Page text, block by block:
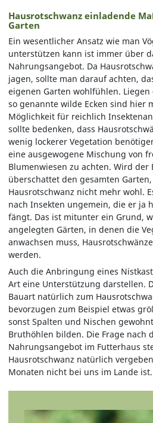
Hausrotschwanz einladende
Garten
Ein wesentlicher Ansatz wie man
unterstützen kann ist immer über
Nahrungsangebot. Da
jagen, sollte man darauf achten,
eigenen Garten wohlfühlen. Liegen
so genannte wilde Ecken sind hier
Möglichkeit für reichlich
sollte bedenken, dass
wenig lockerer Vegetation
eine ausgewogene Mischung von
Blumenwiesen zu achten. Wird der
überschattet den gesamten
Hausrotschwanz nicht mehr wohl.
nach Insekten ungemein, die er ja
fängt. Das ist mitunter ein Grund,
angelegten Gärten, in denen die
anwachsen muss,
werden.
Auch die Anbringung eines
Art eine Unterstützung darstellen.
Bauart natürlich zum
bevorzugen zum Beispiel etwas
sonst Spalten und Nischen
Bruthöhlen bilden. Die Frage nach
Nahrungsangebot im Futterhaus
Hausrotschwanz natürlich
Monaten nicht bei uns im Lande ist.